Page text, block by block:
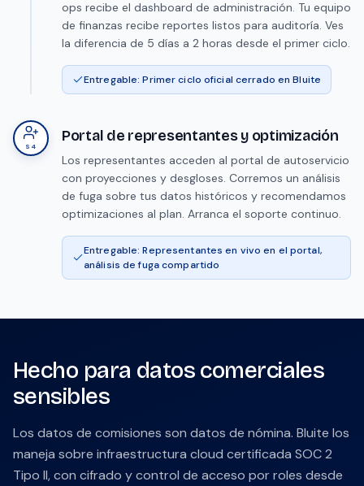
ops recibe el dashboard de administración. Tu equipo
de finanzas recibe reportes listos para auditoría. Ves
la diferencia de 5 días a 2 horas desde el primer ciclo.
Entregable: Primer ciclo oficial cerrado en Bluite
S4
Portal de representantes y optimización
Los representantes acceden al portal de autoservicio
con proyecciones y desgloses. Corremos un análisis
de fuga sobre tus datos históricos y recomendamos
optimizaciones al plan. Arranca el soporte continuo.
Entregable: Representantes en vivo en el portal,
análisis de fuga compartido
Hecho para datos comerciales
sensibles
Los datos de comisiones son datos de nómina. Bluite los
maneja sobre infraestructura cloud certificada SOC 2
Tipo II, con cifrado y control de acceso por roles desde